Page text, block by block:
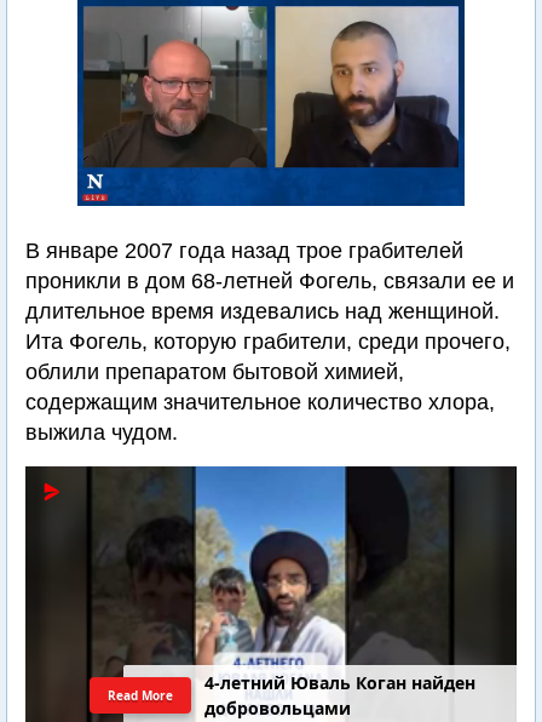
В январе 2007 года назад трое грабителей
проникли в дом 68-летней Фогель, связали ее и
длительное время издевались над женщиной.
Ита Фогель, которую грабители, среди прочего,
облили препаратом бытовой химией,
содержащим значительное количество хлора,
выжила чудом.
4-летний Юваль Коган найден
добровольцами
Read More